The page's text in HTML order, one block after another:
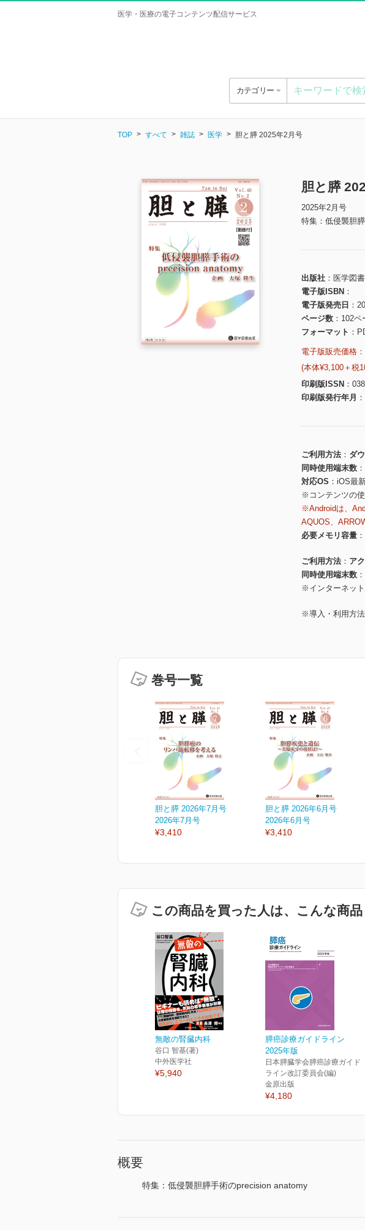
医学・医療の電子コンテンツ配信サービス
カテゴリー
TOP すべて 雑誌 医学 胆と膵 2025年2月号
胆と膵
2025年2月号
特集：低侵襲胆
出版社
医学図
電子版ISBN
電子版発売日
ページ数
102ペ
フォーマット
電子版販売価格：
(本体¥3,100＋税
印刷版ISSN
印刷版発行年月
ご利用方法
ダ
同時使用端末数
対応OS
iOS最
※コンテンツの
※Androidは、
AQUOS、
必要メモリ容量
ご利用方法
ア
同時使用端末数
※インターネッ
※導入・利用方
巻号一覧
胆と膵 2026年7月号
2026年7月号
¥3,410
胆と膵 2026年6月号
2026年6月号
¥3,410
この商品を買った人は、こんな商品
無敵の腎臓内科
谷口 智基(著)
中外医学社
¥5,940
膵癌診療ガイドライン
2025年版
日本膵臓学会膵癌診療ガイド
ライン改訂委員会(編)
金原出版
¥4,180
概要
特集：低侵襲胆膵手術のprecision anatomy